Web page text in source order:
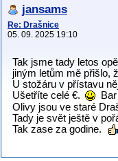
jansams
Re: Drašnice
05. 09. 2025 19:10
Tak jsme tady letos
jiným letům mě přišlo,
U stožáru v přístavu
Ušetříte celé €.
Olivy jsou ve staré
Tady je svět ještě v
Tak zase za godine.